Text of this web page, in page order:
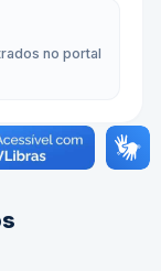
no portal